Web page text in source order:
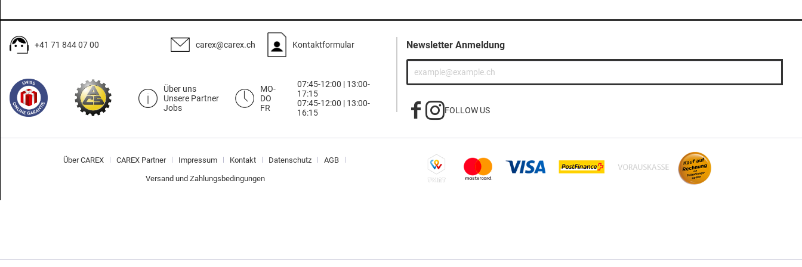
+41 71 844 07 00 carex@carex.ch Kontaktformular
Über uns
Unsere Partner
Jobs
MO-
DO
FR
07:45-12:00 | 13:00-
17:15
07:45-12:00 | 13:00-
16:15
Newsletter Anmeldung
FOLLOW US
Über CAREX CAREX Partner Impressum Kontakt Datenschutz AGB
Versand und Zahlungsbedingungen